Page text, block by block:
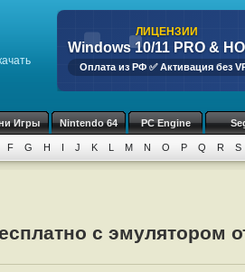
ЛИЦЕНЗИИ
Windows 10/11 PRO &
Оплата из РФ ✅ Активация без
Игры Nintendo 64 PC Engine
F G H I J K L M N O P Q R S
с эмулятором